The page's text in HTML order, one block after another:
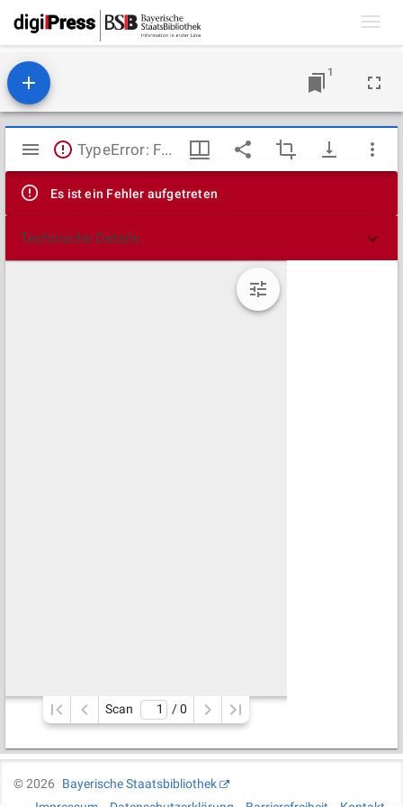
1
Mirador
Viewer
TypeError: Failed to fetch
Es ist ein Fehler aufgetreten
Technische Details
Scan / 0
©2026
Bayerische Staatsbibliothek